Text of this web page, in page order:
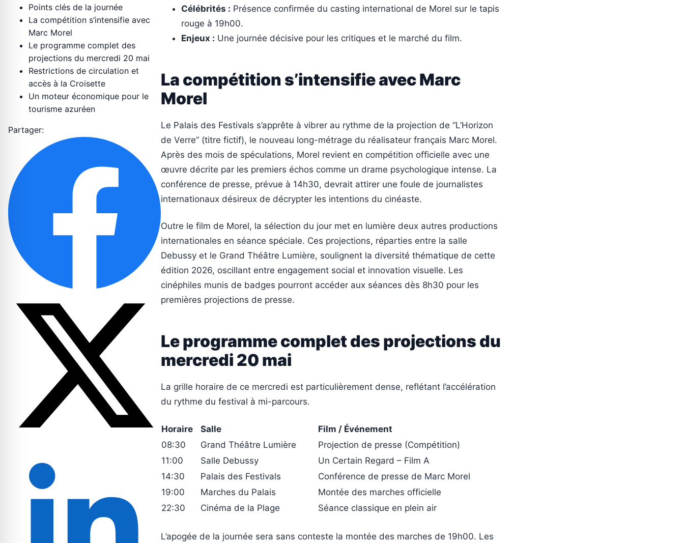
Points clés de la journée
La compétition s’intensifie avec
Marc Morel
Le programme complet des
projections du mercredi 20 mai
Restrictions de circulation et
accès à la Croisette
Un moteur économique pour le
tourisme azuréen
Partager:
Célébrités : Présence confirmée du casting international de Morel sur le tapis
rouge à 19h00.
Enjeux : Une journée décisive pour les critiques et le marché du film.
La compétition s’intensifie avec Marc
Morel
Le Palais des Festivals s’apprête à vibrer au rythme de la projection de “L’Horizon
de Verre” (titre fictif), le nouveau long-métrage du réalisateur français Marc Morel.
Après des mois de spéculations, Morel revient en compétition officielle avec une
œuvre décrite par les premiers échos comme un drame psychologique intense. La
conférence de presse, prévue à 14h30, devrait attirer une foule de journalistes
internationaux désireux de décrypter les intentions du cinéaste.
Outre le film de Morel, la sélection du jour met en lumière deux autres productions
internationales en séance spéciale. Ces projections, réparties entre la salle
Debussy et le Grand Théâtre Lumière, soulignent la diversité thématique de cette
édition 2026, oscillant entre engagement social et innovation visuelle. Les
cinéphiles munis de badges pourront accéder aux séances dès 8h30 pour les
premières projections de presse.
Le programme complet des projections du
mercredi 20 mai
La grille horaire de ce mercredi est particulièrement dense, reflétant l’accélération
du rythme du festival à mi-parcours.
Horaire Salle
Film / Événement
08:30
Grand Théâtre Lumière
Projection de presse (Compétition)
11:00
Salle Debussy
Un Certain Regard – Film A
14:30
Palais des Festivals
Conférence de presse de Marc Morel
19:00
Marches du Palais
Montée des marches officielle
22:30
Cinéma de la Plage Séance classique en plein air
L’apogée de la journée sera sans conteste la montée des marches de 19h00. Les